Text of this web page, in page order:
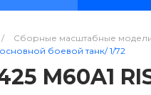
/ Сборные масштабные
основной боевой танк/ 1/72
M60A1